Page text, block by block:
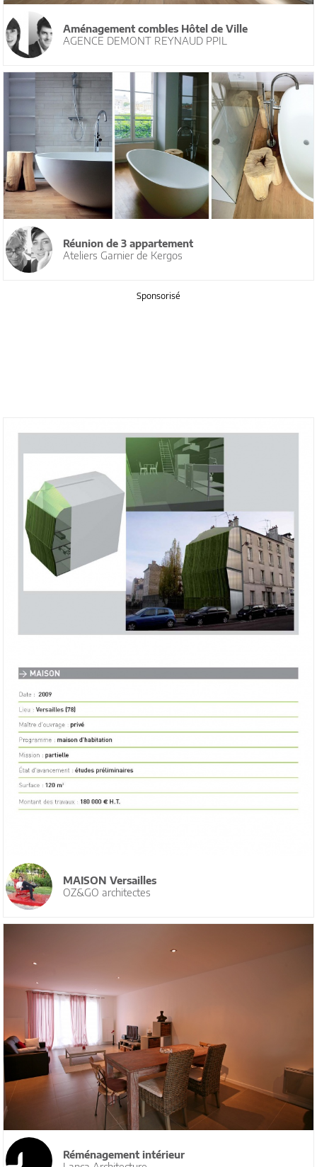
Aménagement combles Hôtel de Ville
AGENCE DEMONT REYNAUD PPIL
Réunion de 3 appartement
Ateliers Garnier de Kergos
Sponsorisé
MAISON Versailles
OZ&GO architectes
Réménagement intérieur